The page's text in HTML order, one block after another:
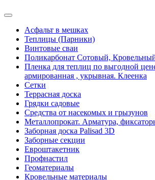
Асфальт в мешках
Теплицы (Парники)
Винтовые сваи
Поликарбонат Сотовый,
Пленка для теплиц по выгодной
армированная , укрывная. Клеенка
Сетки
Террасная доска
Грядки садовые
Средства от насекомых и грызунов
Металлопрокат. Арматура,
Заборная доска Palisad 3D
Заборные секции
Евроштакетник
Профнастил
Геоматериалы
Кровельные материалы